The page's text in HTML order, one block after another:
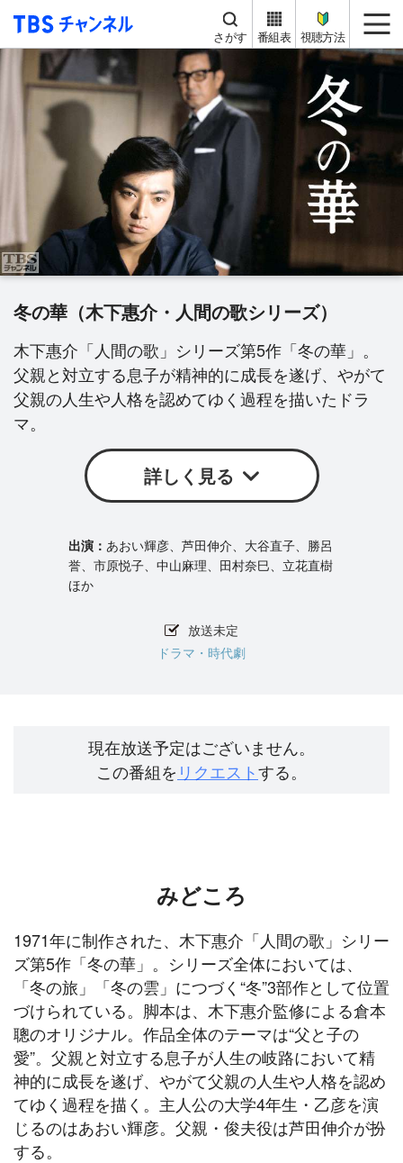
TBS チャンネル
さがす 番組表 視聴方法
冬の華（木下惠介・人間の歌シリーズ）
木下惠介「人間の歌」シリーズ第5作「冬の華」。
父親と対立する息子が精神的に成長を遂げ、やがて
父親の人生や人格を認めてゆく過程を描いたドラ
マ。
詳しく見る
あおい輝彦、芦田伸介、大谷直子、勝呂
誉、市原悦子、中山麻理、田村奈巳、立花直樹
ほか
放送未定
ドラマ・時代劇
現在放送予定はございません。
この番組を リクエストする。
みどころ
1971年に制作された、木下惠介「人間の歌」シリー
ズ第5作「冬の華」。シリーズ全体においては、
「冬の旅」「冬の雲」につづく“冬”3部作として位置
づけられている。脚本は、木下惠介監修による倉本
聰のオリジナル。作品全体のテーマは“父と子の
愛”。父親と対立する息子が人生の岐路において精
神的に成長を遂げ、やがて父親の人生や人格を認め
てゆく過程を描く。主人公の大学4年生・乙彦を演
じるのはあおい輝彦。父親・俊夫役は芦田伸介が扮
する。